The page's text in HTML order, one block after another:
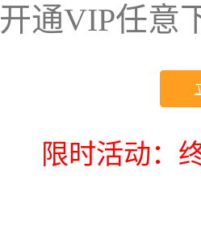
开通VIP任意
限时活动：